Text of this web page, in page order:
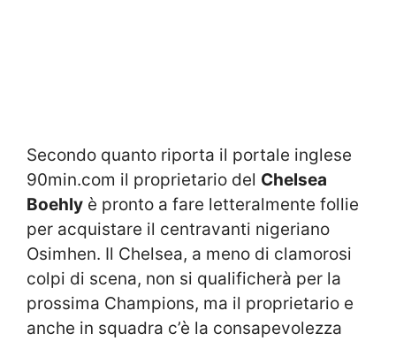
Secondo quanto riporta il portale inglese
90min.com il proprietario del Chelsea
Boehly è pronto a fare letteralmente follie
per acquistare il centravanti nigeriano
Osimhen. Il Chelsea, a meno di clamorosi
colpi di scena, non si qualificherà per la
prossima Champions, ma il proprietario e
anche in squadra c’è la consapevolezza